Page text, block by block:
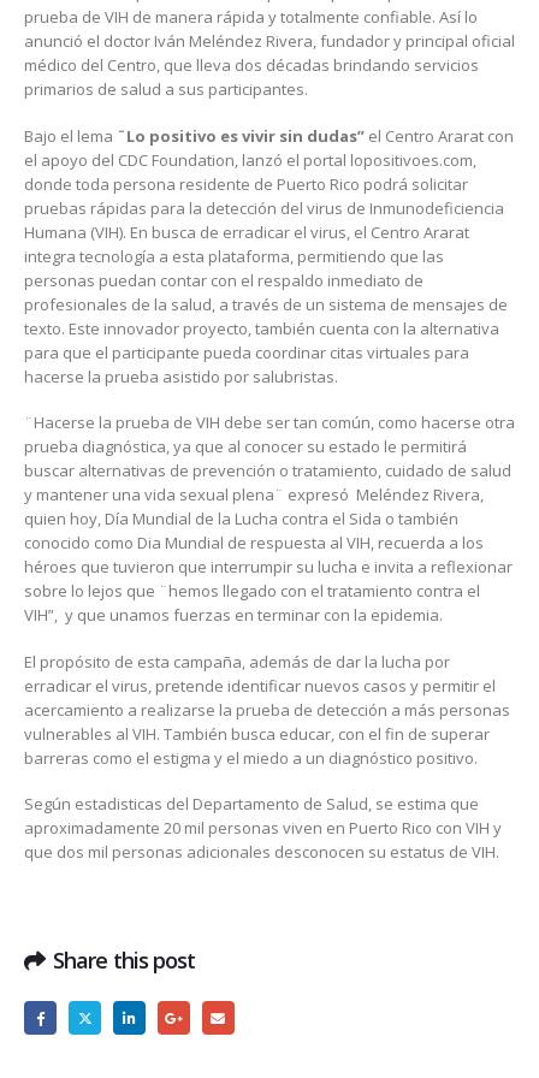
prueba de VIH de manera rápida y totalmente confiable. Así lo
anunció el doctor Iván Meléndez Rivera, fundador y principal oficial
médico del Centro, que lleva dos décadas brindando servicios
primarios de salud a sus participantes.
Bajo el lema ¨Lo positivo es vivir sin dudas” el Centro Ararat con
el apoyo del CDC Foundation, lanzó el portal lopositivoes.com,
donde toda persona residente de Puerto Rico podrá solicitar
pruebas rápidas para la detección del virus de Inmunodeficiencia
Humana (VIH). En busca de erradicar el virus, el Centro Ararat
integra tecnología a esta plataforma, permitiendo que las
personas puedan contar con el respaldo inmediato de
profesionales de la salud, a través de un sistema de mensajes de
texto. Este innovador proyecto, también cuenta con la alternativa
para que el participante pueda coordinar citas virtuales para
hacerse la prueba asistido por salubristas.
¨Hacerse la prueba de VIH debe ser tan común, como hacerse otra
prueba diagnóstica, ya que al conocer su estado le permitirá
buscar alternativas de prevención o tratamiento, cuidado de salud
y mantener una vida sexual plena¨ expresó Meléndez Rivera,
quien hoy, Día Mundial de la Lucha contra el Sida o también
conocido como Dia Mundial de respuesta al VIH, recuerda a los
héroes que tuvieron que interrumpir su lucha e invita a reflexionar
sobre lo lejos que ¨hemos llegado con el tratamiento contra el
VIH”, y que unamos fuerzas en terminar con la epidemia.
El propósito de esta campaña, además de dar la lucha por
erradicar el virus, pretende identificar nuevos casos y permitir el
acercamiento a realizarse la prueba de detección a más personas
vulnerables al VIH. También busca educar, con el fin de superar
barreras como el estigma y el miedo a un diagnóstico positivo.
Según estadisticas del Departamento de Salud, se estima que
aproximadamente 20 mil personas viven en Puerto Rico con VIH y
que dos mil personas adicionales desconocen su estatus de VIH.
Share this post